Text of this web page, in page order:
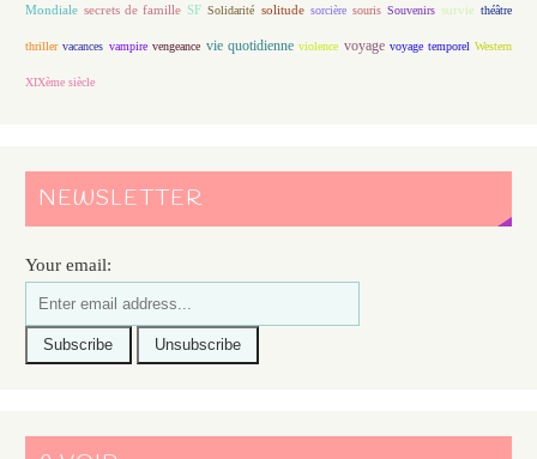
Mondiale secrets de famille SF Solidarité solitude sorcière souris Souvenirs survie théâtre
thriller vacances vampire vengeance vie quotidienne violence voyage voyage temporel Western
XIXème siècle
NEWSLETTER
Your email: